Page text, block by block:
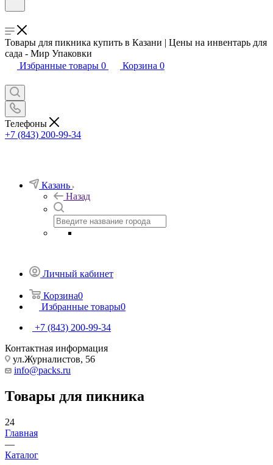
Товары для пикника купить в Казани | Цены на инвентарь для
сада - Мир Упаковки
Избранные товары 0 Корзина 0
Телефоны
+7 (843) 200-99-34
Казань
Назад
Личный кабинет
Корзина0
Избранные товары0
+7 (843) 200-99-34
Контактная информация
ул.Журналистов, 56
info@packs.ru
Товары для пикника
24
Главная
—
Каталог